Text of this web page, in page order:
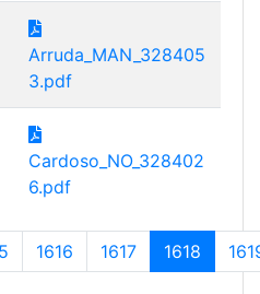
Arruda_MAN_328405
3.pdf
Cardoso_NO_328402
6.pdf
1616 1617 1618